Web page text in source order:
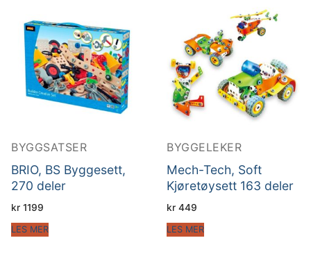
BYGGSATSER
BRIO, BS Byggesett,
270 deler
kr 1199
LES MER
BYGGELEKER
Mech-Tech, Soft
Kjøretøysett 163 deler
kr 449
LES MER